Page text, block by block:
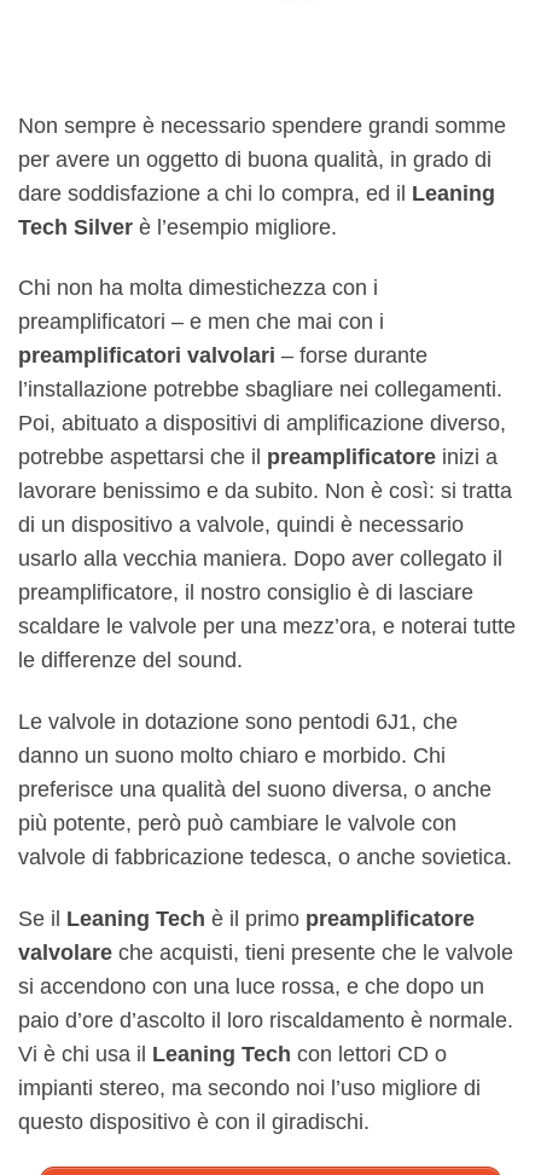
Non sempre è necessario spendere grandi somme
per avere un oggetto di buona qualità, in grado di
dare soddisfazione a chi lo compra, ed il Leaning
Tech Silver è l’esempio migliore.
Chi non ha molta dimestichezza con i
preamplificatori – e men che mai con i
preamplificatori valvolari – forse durante
l’installazione potrebbe sbagliare nei collegamenti.
Poi, abituato a dispositivi di amplificazione diverso,
potrebbe aspettarsi che il preamplificatore inizi a
lavorare benissimo e da subito. Non è così: si tratta
di un dispositivo a valvole, quindi è necessario
usarlo alla vecchia maniera. Dopo aver collegato il
preamplificatore, il nostro consiglio è di lasciare
scaldare le valvole per una mezz’ora, e noterai tutte
le differenze del sound.
Le valvole in dotazione sono pentodi 6J1, che
danno un suono molto chiaro e morbido. Chi
preferisce una qualità del suono diversa, o anche
più potente, però può cambiare le valvole con
valvole di fabbricazione tedesca, o anche sovietica.
Se il Leaning Tech è il primo preamplificatore
valvolare che acquisti, tieni presente che le valvole
si accendono con una luce rossa, e che dopo un
paio d’ore d’ascolto il loro riscaldamento è normale.
Vi è chi usa il Leaning Tech con lettori CD o
impianti stereo, ma secondo noi l’uso migliore di
questo dispositivo è con il giradischi.